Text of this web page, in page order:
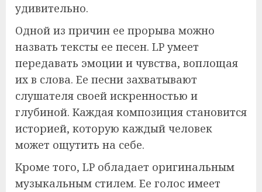
удивительно.
Одной из причин ее прорыва можно
назвать тексты ее песен. LP умеет
передавать эмоции и чувства, воплощая
их в слова. Ее песни захватывают
слушателя своей искренностью и
глубиной. Каждая композиция становится
историей, которую каждый человек
может ощутить на себе.
Кроме того, LP обладает оригинальным
музыкальным стилем. Ее голос имеет